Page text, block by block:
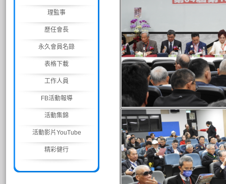
理監事
歷任會長
永久會員名錄
表格下載
工作人員
FB活動報導
活動集錦
活動影片YouTube
精彩健行